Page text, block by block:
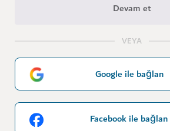
Devam et
VEYA
Google ile bağlan
Facebook ile bağlan